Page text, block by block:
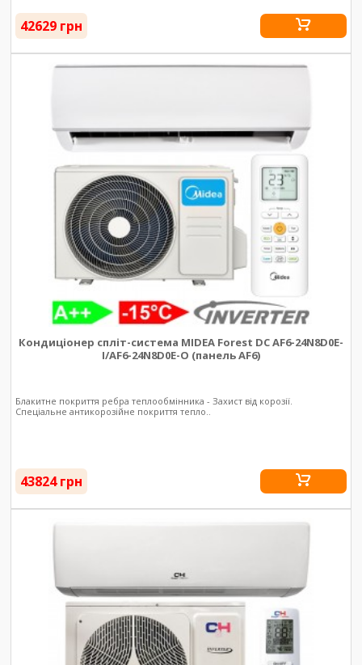
42629 грн
Кондиціонер спліт-система MIDEA Forest DC AF6-24N8D0E-
I/AF6-24N8D0E-O (панель AF6)
Блакитне покриття ребра теплообмінника - Захист від корозії.
Спеціальне антикорозійне покриття тепло..
43824 грн